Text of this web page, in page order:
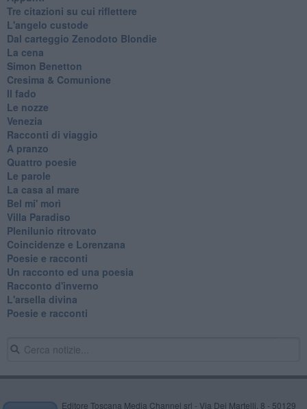
Tre citazioni su cui riflettere
L'angelo custode
Dal carteggio Zenodoto Blondie
La cena
Simon Benetton
Cresima & Comunione
Il fado
Le nozze
Venezia
Racconti di viaggio
A pranzo
Quattro poesie
Le parole
La casa al mare
Bel mi' morì
Villa Paradiso
Plenilunio ritrovato
Coincidenze e Lorenzana
Poesie e racconti
Un racconto ed una poesia
Racconto d'inverno
​L'arsella divina
Poesie e racconti
Editore Toscana Media Channel srl - Via Dei Martelli, 8 - 50129